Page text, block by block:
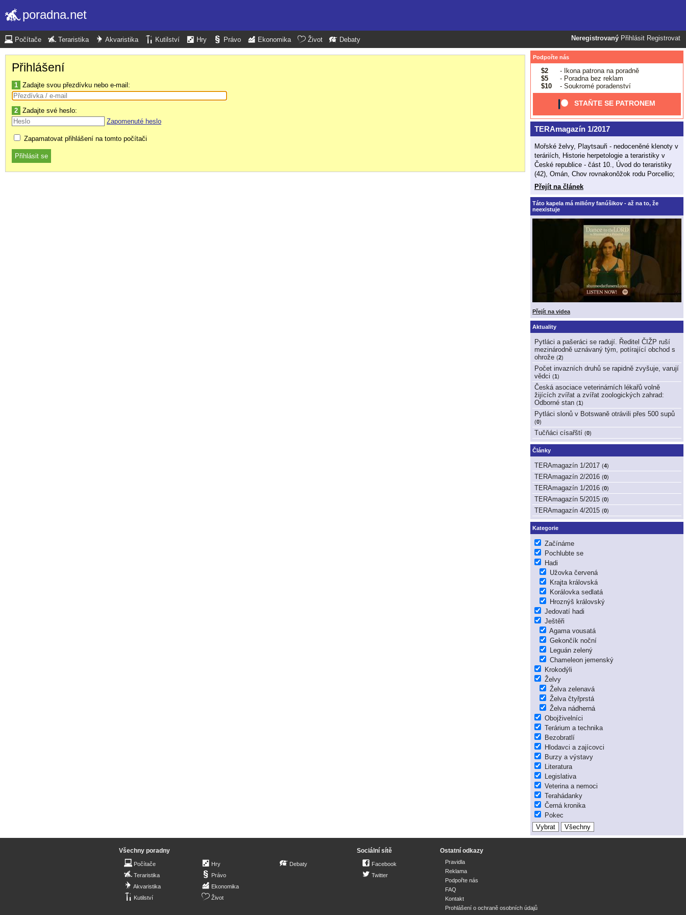
poradna.net
Neregistrovaný Přihlásit Registrovat
Počítače Teraristika Akvaristika Kutilství Hry Právo Ekonomika Život Debaty
Přihlášení
1 Zadajte svou přezdívku nebo e-mail:
2 Zadajte své heslo:
Zapomenuté heslo
Zapamatovat přihlášení na tomto počítači
Podpořte nás
$2
- Ikona patrona na poradně
$5
- Poradna bez reklam
$10
- Soukromé poradenství
STAŇTE SE PATRONEM
TERAmagazín 1/2017
Mořské želvy, Playtsauři - nedoceněné klenoty v
teráriích, Historie herpetologie a teraristiky v
České republice - část 10., Úvod do teraristiky
(42), Omán, Chov rovnakonôžok rodu Porcellio;
Přejít na článek
Táto kapela má milióny fanúšikov - až na to, že
neexistuje
Přejít na videa
Aktuality
Pytláci a pašeráci se radují. Ředitel ČIŽP ruší
mezinárodně uznávaný tým, potírající obchod s
ohrože (2)
Počet invazních druhů se rapidně zvyšuje, varují
vědci (1)
Česká asociace veterinárních lékařů volně
žijících zvířat a zvířat zoologických zahrad:
Odborné stan (1)
Pytláci slonů v Botswaně otrávili přes 500 supů
(0)
Tučňáci císařští (0)
Články
TERAmagazín 1/2017 (4)
TERAmagazín 2/2016 (0)
TERAmagazín 1/2016 (0)
TERAmagazín 5/2015 (0)
TERAmagazín 4/2015 (0)
Kategorie
Začínáme
Pochlubte se
Hadi
Užovka červená
Krajta královská
Korálovka sedlatá
Hroznýš královský
Jedovatí hadi
Ještěři
Agama vousatá
Gekončík noční
Leguán zelený
Chameleon jemenský
Krokodýli
Želvy
Želva zelenavá
Želva čtyřprstá
Želva nádherná
Obojživelníci
Terárium a technika
Bezobratlí
Hlodavci a zajícovci
Burzy a výstavy
Literatura
Legislativa
Veterina a nemoci
Terahádanky
Černá kronika
Pokec
Všechny poradny
Počítače
Teraristika
Akvaristika
Kutilství
Hry
Právo
Ekonomika
Život
Debaty
Sociální sítě
Facebook
Twitter
Ostatní odkazy
Pravidla
Reklama
Podpořte nás
FAQ
Kontakt
Prohlášení o ochraně osobních údajů